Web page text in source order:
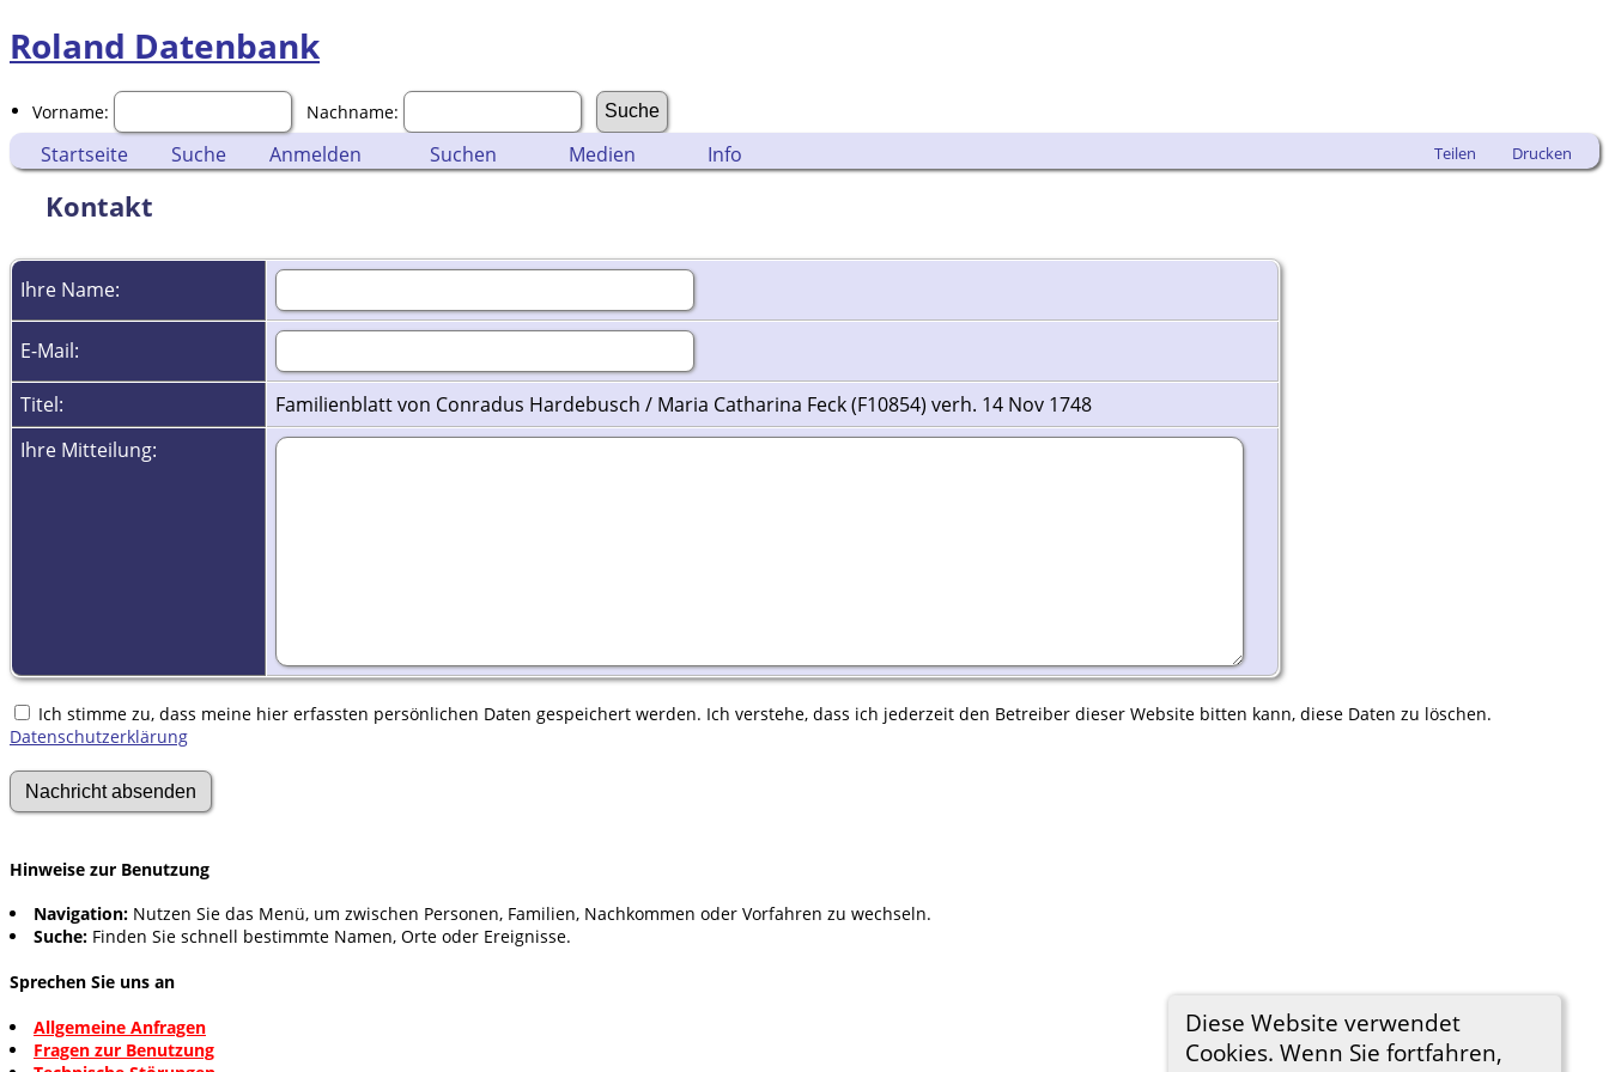
Roland Datenbank
Vorname: Nachname:
Startseite Suche Anmelden Suchen Medien Info Teilen Drucken
Diese Website verwendet
Cookies. Wenn Sie fortfahren,
Kontakt
Ihre Name:
E-Mail:
Titel:
Familienblatt von Conradus Hardebusch / Maria Catharina Feck (F10854) verh. 14 Nov 1748
Ihre Mitteilung:
Ich stimme zu, dass meine hier erfassten persönlichen Daten gespeichert werden. Ich verstehe, dass ich jederzeit den Betreiber dieser Website bitten kann, diese Daten zu löschen.
Datenschutzerklärung
Hinweise zur Benutzung
Navigation: Nutzen Sie das Menü, um zwischen Personen, Familien, Nachkommen oder Vorfahren zu wechseln.
Suche: Finden Sie schnell bestimmte Namen, Orte oder Ereignisse.
Sprechen Sie uns an
Allgemeine Anfragen
Fragen zur Benutzung